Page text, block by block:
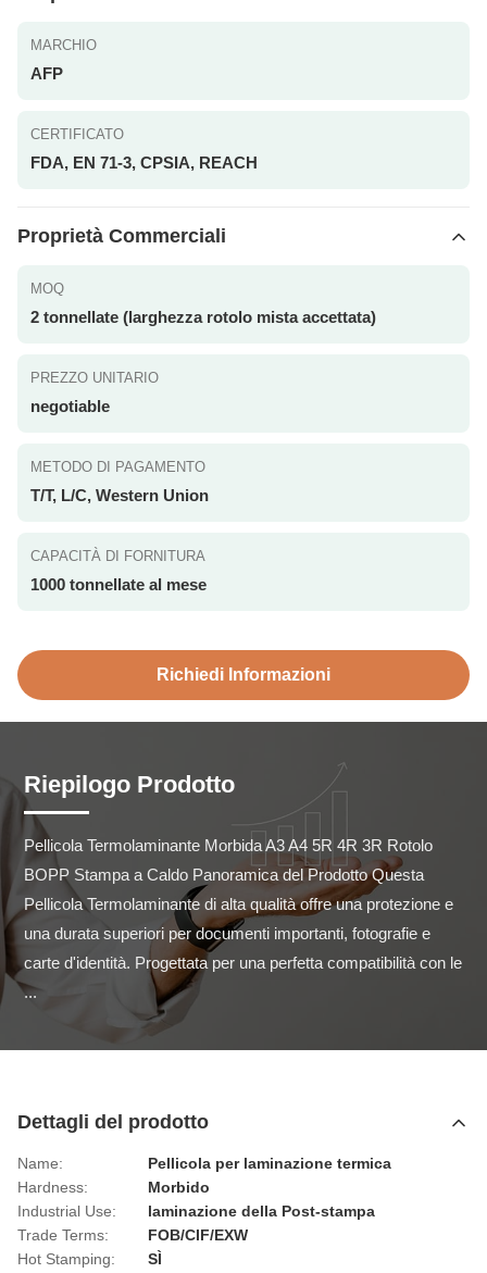
MARCHIO
AFP
CERTIFICATO
FDA, EN 71-3, CPSIA, REACH
Proprietà Commerciali
MOQ
2 tonnellate (larghezza rotolo mista accettata)
PREZZO UNITARIO
negotiable
METODO DI PAGAMENTO
T/T, L/C, Western Union
CAPACITÀ DI FORNITURA
1000 tonnellate al mese
Richiedi Informazioni
Riepilogo Prodotto
Pellicola Termolaminante Morbida A3 A4 5R 4R 3R Rotolo
BOPP Stampa a Caldo Panoramica del Prodotto Questa
Pellicola Termolaminante di alta qualità offre una protezione e
una durata superiori per documenti importanti, fotografie e
carte d'identità. Progettata per una perfetta compatibilità con le
...
Dettagli del prodotto
Name:
Pellicola per laminazione termica
Hardness:
Morbido
Industrial Use:
laminazione della Post-stampa
Trade Terms:
FOB/CIF/EXW
Hot Stamping:
SÌ